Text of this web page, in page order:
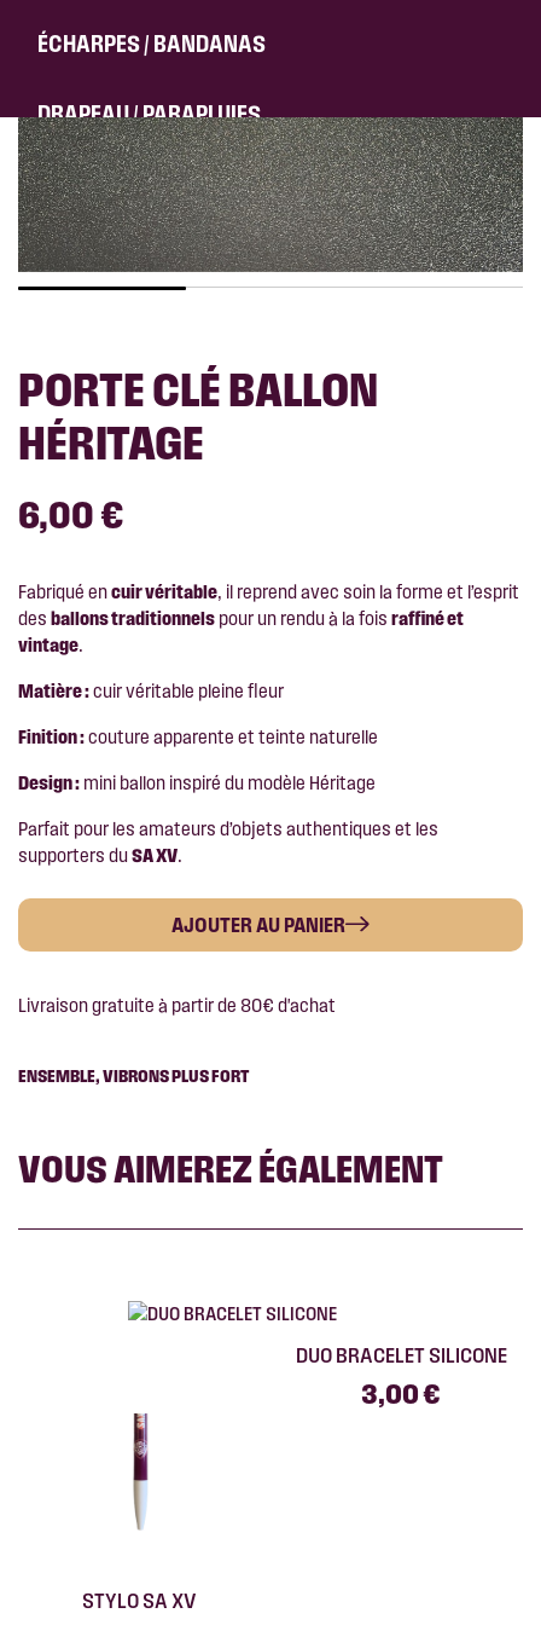
VESTE / MANTEAU
ÉCHARPES / BANDANAS
DRAPEAU / PARAPLUIES
SACS / TOTE BAG
CHARENTAISES / CHAUSSETTES
DÉSTOCKAGE
PORTE CLÉ BALLON
HÉRITAGE
6,00 €
Fabriqué encuir véritable, il reprend avec soin la forme et l’esprit
des ballons traditionnels pour un rendu à la fois raffiné et
vintage.
Matière :cuir véritable pleine fleur
Finition :couture apparente et teinte naturelle
Design : mini ballon inspiré du modèle Héritage
Parfait pour les amateurs d’objets authentiques et les
supporters duSA XV.
AJOUTER AU PANIER
Livraison gratuite à partir de 80€ d'achat
ENSEMBLE, VIBRONS PLUS FORT
VOUS AIMEREZ ÉGALEMENT
STYLO SA XV
DUO BRACELET SILICONE
3,00 €